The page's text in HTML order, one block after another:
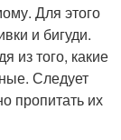
Для этого
и бигуди.
из того, какие
Следует
пропитать их